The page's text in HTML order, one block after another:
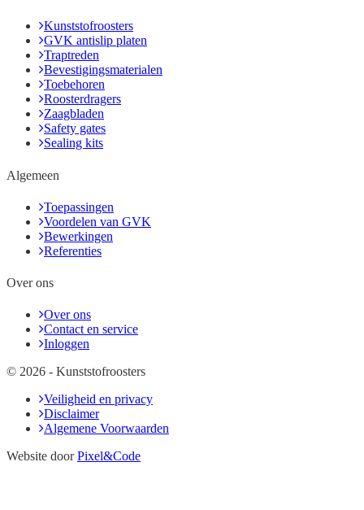
Kunststofroosters
GVK antislip platen
Traptreden
Bevestigingsmaterialen
Toebehoren
Roosterdragers
Zaagbladen
Safety gates
Sealing kits
Algemeen
Toepassingen
Voordelen van GVK
Bewerkingen
Referenties
Over ons
Over ons
Contact en service
Inloggen
© 2026 - Kunststofroosters
Veiligheid en privacy
Disclaimer
Algemene Voorwaarden
Website doorPixel&Code